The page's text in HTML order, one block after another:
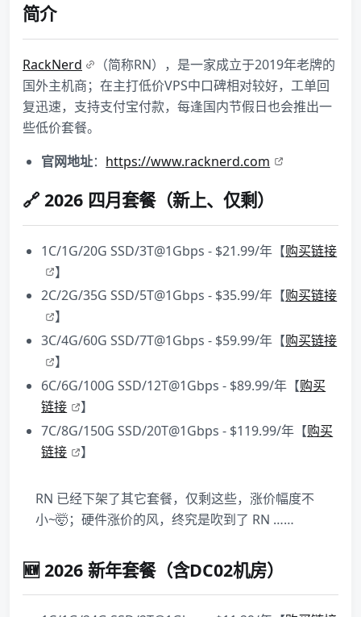
简介
RackNerd
（简称RN），是一家成立于2019年老牌的
国外主机商；在主打低价VPS中口碑相对较好，工单回
复迅速，支持支付宝付款，每逢国内节假日也会推出一
些低价套餐。
官网地址： https://www.racknerd.com
🔗 2026 四月套餐（新上、仅剩）
1C/1G/20G SSD/3T@1Gbps - $21.99/年【购买链接
】
2C/2G/35G SSD/5T@1Gbps - $35.99/年【购买链接
】
3C/4G/60G SSD/7T@1Gbps - $59.99/年【购买链接
】
6C/6G/100G SSD/12T@1Gbps - $89.99/年【购买
链接
】
7C/8G/150G SSD/20T@1Gbps - $119.99/年【购买
链接
】
RN 已经下架了其它套餐，仅剩这些，涨价幅度不
小~🤯；硬件涨价的风，终究是吹到了 RN ……
🆕 2026 新年套餐（含DC02机房）